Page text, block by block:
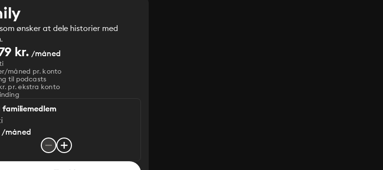
ønsker at dele historier med
kr. /måned
måned pr. konto
til podcasts
pr. ekstra konto
familiemedlem
/måned